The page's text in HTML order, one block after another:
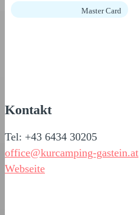
Master Card
Kontakt
Tel: +43 6434 30205
office@kurcamping-gastein.at
Webseite